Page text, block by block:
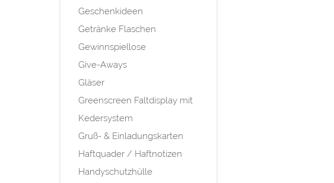
Geschenkideen
Getränke Flaschen
Gewinnspiellose
Give-Aways
Gläser
Greenscreen Faltdisplay mit
Kedersystem
Gruß- & Einladungskarten
Haftquader / Haftnotizen
Handyschutzhülle